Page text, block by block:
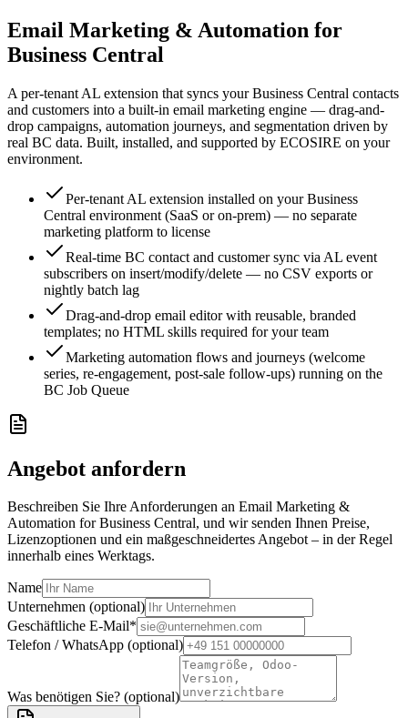
Email Marketing & Automation for
Business Central
A per-tenant AL extension that syncs your Business Central contacts
and customers into a built-in email marketing engine — drag-and-
drop campaigns, automation journeys, and segmentation driven by
real BC data. Built, installed, and supported by ECOSIRE on your
environment.
Per-tenant AL extension installed on your Business
Central environment (SaaS or on-prem) — no separate
marketing platform to license
Real-time BC contact and customer sync via AL event
subscribers on insert/modify/delete — no CSV exports or
nightly batch lag
Drag-and-drop email editor with reusable, branded
templates; no HTML skills required for your team
Marketing automation flows and journeys (welcome
series, re-engagement, post-sale follow-ups) running on the
BC Job Queue
Angebot anfordern
Beschreiben Sie Ihre Anforderungen an Email Marketing &
Automation for Business Central, und wir senden Ihnen Preise,
Lizenzoptionen und ein maßgeschneidertes Angebot – in der Regel
innerhalb eines Werktags.
Name
Unternehmen (optional)
Geschäftliche E-Mail*
Telefon / WhatsApp (optional)
Was benötigen Sie? (optional)